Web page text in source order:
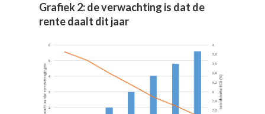
Grafiek 2: de verwachting is dat de
rente daalt dit jaar